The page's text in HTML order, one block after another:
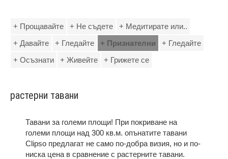
+ Прощавайте + Не съдете
+ Медитирате или..
+ Давайте
+ Гледайте + Признателни
+ Гледайте
+ Осъзнати
+ Живейте + Грижете се
растерни тавани
Тавани за големи площи! При покриване на
големи площи над 300 кв.м. опънатите тавани
Clipso предлагат не само по-добра визия, но и по-
ниска цена в сравнение с растерните тавани.